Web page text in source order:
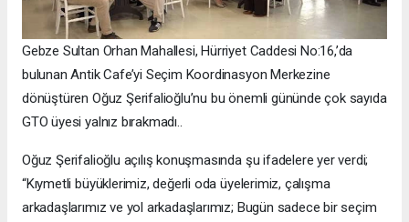
Gebze Sultan Orhan Mahallesi, Hürriyet Caddesi No:16,’da
bulunan Antik Cafe’yi Seçim Koordinasyon Merkezine
dönüştüren Oğuz Şerifalioğlu’nu bu önemli gününde çok sayıda
GTO üyesi yalnız bırakmadı..
Oğuz Şerifalioğlu açılış konuşmasında şu ifadelere yer verdi;
“Kıymetli büyüklerimiz, değerli oda üyelerimiz, çalışma
arkadaşlarımız ve yol arkadaşlarımız; Bugün sadece bir seçim